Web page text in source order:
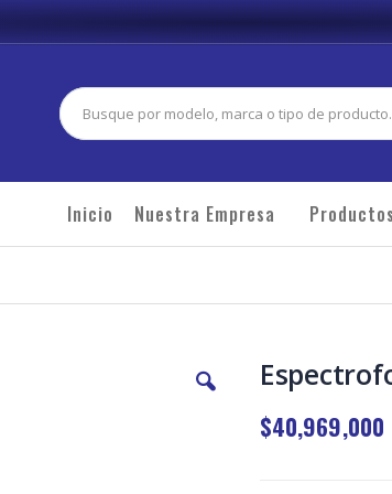
Buscar
Inicio Nuestra Empresa Productos
$40,969,000